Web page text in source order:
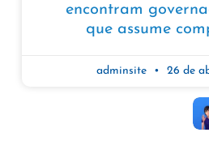
encontram
que assume
adminsite 26 de